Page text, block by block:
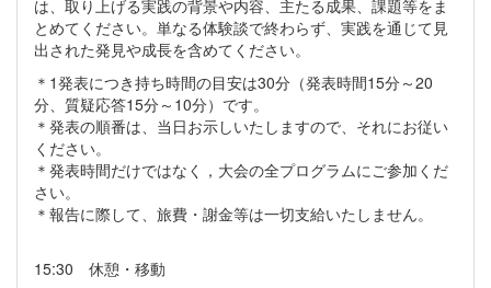
は、取り上げる実践の背景や内容、主たる成果、課題等をま
とめてください。単なる体験談で終わらず、実践を通じて見
出された発見や成長を含めてください。
＊1発表につき持ち時間の目安は30分（発表時間15分～20
分、質疑応答15分～10分）です。
＊発表の順番は、当日お示しいたしますので、それにお従い
ください。
＊発表時間だけではなく，大会の全プログラムにご参加くだ
さい。
＊報告に際して、旅費・謝金等は一切支給いたしません。
15:30 休憩・移動